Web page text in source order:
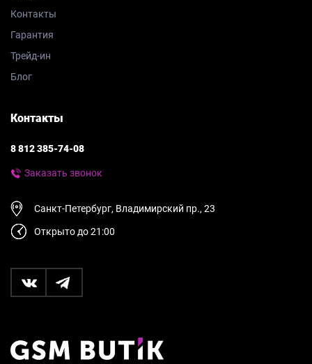
Контакты
Гарантия
Трейд-ин
Блог
Контакты
8 812 385-74-08
Заказать звонок
Санкт-Петербург, Владимирский пр., 23
Открыто до 21:00